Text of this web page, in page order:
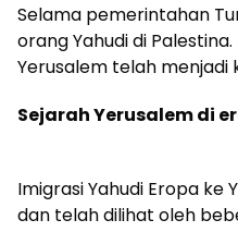
Selama pemerintahan
orang Yahudi di
Yerusalem telah
Sejarah Yerusalem di
Imigrasi Yahudi Eropa ke
dan telah dilihat oleh